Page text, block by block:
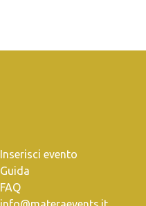
Inserisci evento
Guida
FAQ